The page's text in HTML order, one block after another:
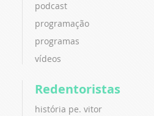
podcast
programação
programas
vídeos
Redentoristas
história pe. vitor